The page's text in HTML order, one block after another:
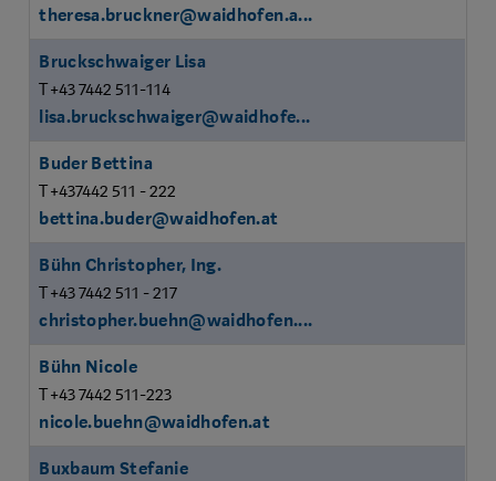
theresa.bruckner@waidhofen.a...
Bruckschwaiger Lisa
T +43 7442 511-114
lisa.bruckschwaiger@waidhofe...
Buder Bettina
T +437442 511 - 222
bettina.buder@waidhofen.at
Bühn Christopher, Ing.
T +43 7442 511 - 217
christopher.buehn@waidhofen....
Bühn Nicole
T +43 7442 511-223
nicole.buehn@waidhofen.at
Buxbaum Stefanie